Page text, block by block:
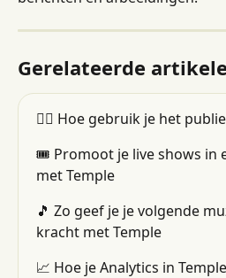
Gerelateerde
👯‍♂️ Hoe gebruik je het
🎟 Promoot je live shows in
met Temple
🎵 Zo geef je je volgende
kracht met Temple
📈 Hoe je Analytics in